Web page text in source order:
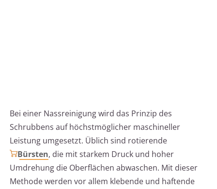
Bei einer Nassreinigung wird das Prinzip des
Schrubbens auf höchstmöglicher maschineller
Leistung umgesetzt. Üblich sind rotierende
Bürsten, die mit starkem Druck und hoher
Umdrehung die Oberflächen abwaschen. Mit dieser
Methode werden vor allem klebende und haftende